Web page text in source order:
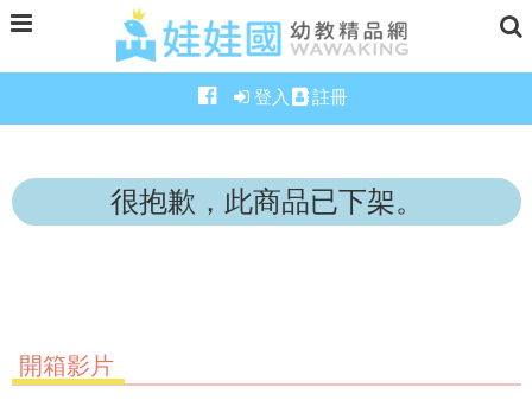
登入 註冊
很抱歉，此商品已下架。
開箱影片